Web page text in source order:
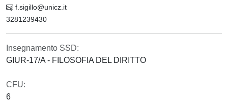
f.sigillo@unicz.it
3281239430
Insegnamento SSD:
GIUR-17/A - FILOSOFIA DEL DIRITTO
CFU:
6